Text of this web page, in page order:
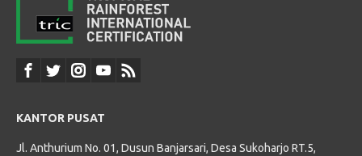
KANTOR PUSAT
Jl. Anthurium No. 01, Dusun Banjarsari, Desa Sukoharjo RT.5,